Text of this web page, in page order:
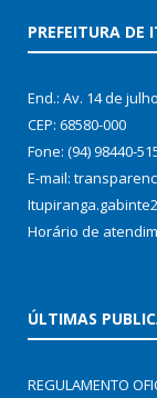
PREFEITURA DE
End.: Av. 14 de
CEP: 68580-000
Fone: (94) 98440-
E-mail:
Horário de
ÚLTIMAS
REGULAMENTO